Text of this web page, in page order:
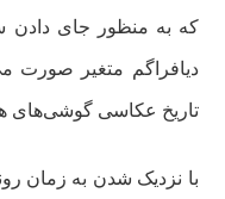
دیافراگم متغیر صورت
تاریخ عکاسی گوشی‌های
با نزدیک شدن به زمان